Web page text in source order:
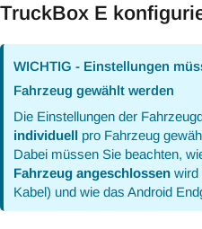
TruckBox E
WICHTIG - Einstellungen
Fahrzeug gewählt werden
Die Einstellungen der
individuell pro Fahrzeug
Dabei müssen Sie beachten,
Fahrzeug angeschlossen wird
Kabel) und wie das Android